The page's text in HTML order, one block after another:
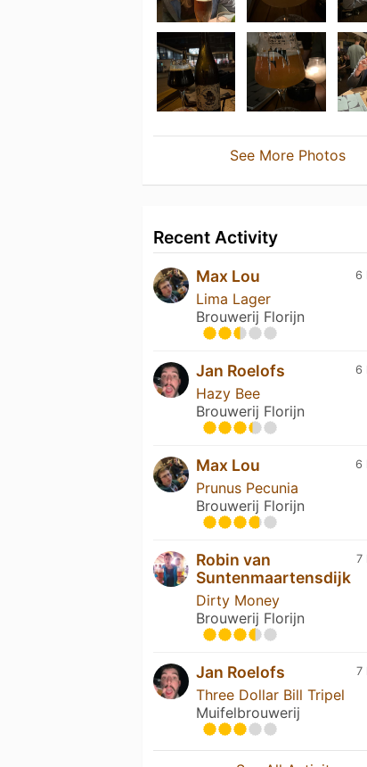
See More Photos
Recent Activity
6
Max Lou
Lima Lager
Brouwerij Florijn
6
Jan Roelofs
Hazy Bee
Brouwerij Florijn
6
Max Lou
Prunus Pecunia
Brouwerij Florijn
7
Robin van
Suntenmaartensdijk
Dirty Money
Brouwerij Florijn
7
Jan Roelofs
Three Dollar Bill Tripel
Muifelbrouwerij